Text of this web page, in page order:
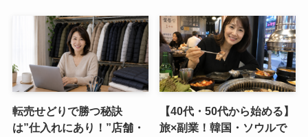
転売せどりで勝つ秘訣
は”仕入れにあり！”店舗・
【40代・50代から始める】
旅×副業！韓国・ソウルで